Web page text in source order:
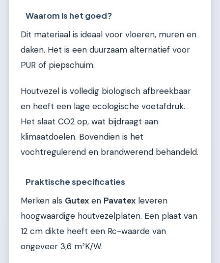
Waarom is het goed?
Dit materiaal is ideaal voor vloeren, muren en
daken. Het is een duurzaam alternatief voor
PUR of piepschuim.
Houtvezel is volledig biologisch afbreekbaar
en heeft een lage ecologische voetafdruk.
Het slaat CO2 op, wat bijdraagt aan
klimaatdoelen. Bovendien is het
vochtregulerend en brandwerend behandeld.
Praktische specificaties
Merken als Gutex en Pavatex leveren
hoogwaardige houtvezelplaten. Een plaat van
12 cm dikte heeft een Rc-waarde van
ongeveer 3,6 m²K/W.